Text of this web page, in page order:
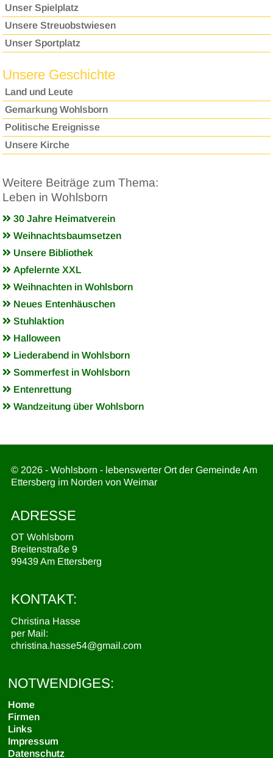
Unser Spielplatz
Unsere Streuobstwiesen
Unser Sportplatz
Unsere Geschichte
Land und Leute
Gemarkung Wohlsborn
Politische Ereignisse
Unsere Kirche
Weitere Beiträge zum Thema:
Leben in Wohlsborn
30 Jahre Heimatverein
Weihnachtsbaumsetzen
Unsere Bibliothek
Apfelernte XXL
Weihnachten in Wohlsborn
Neues Entenhäuschen
Stuhlaktion
Halloween
Liederabend in Wohlsborn
Sommerfest in Wohlsborn
Entenrettung
Wandzeitung über Wohlsborn
© 2026 - Wohlsborn - lebenswerter Ort der Gemeinde Am
Ettersberg im Norden von Weimar
ADRESSE
OT Wohlsborn
Breitenstraße 9
99439 Am Ettersberg
KONTAKT:
Christina Hasse
per Mail:
christina.hasse54@gmail.com
NOTWENDIGES:
Home
Firmen
Links
Impressum
Datenschutz